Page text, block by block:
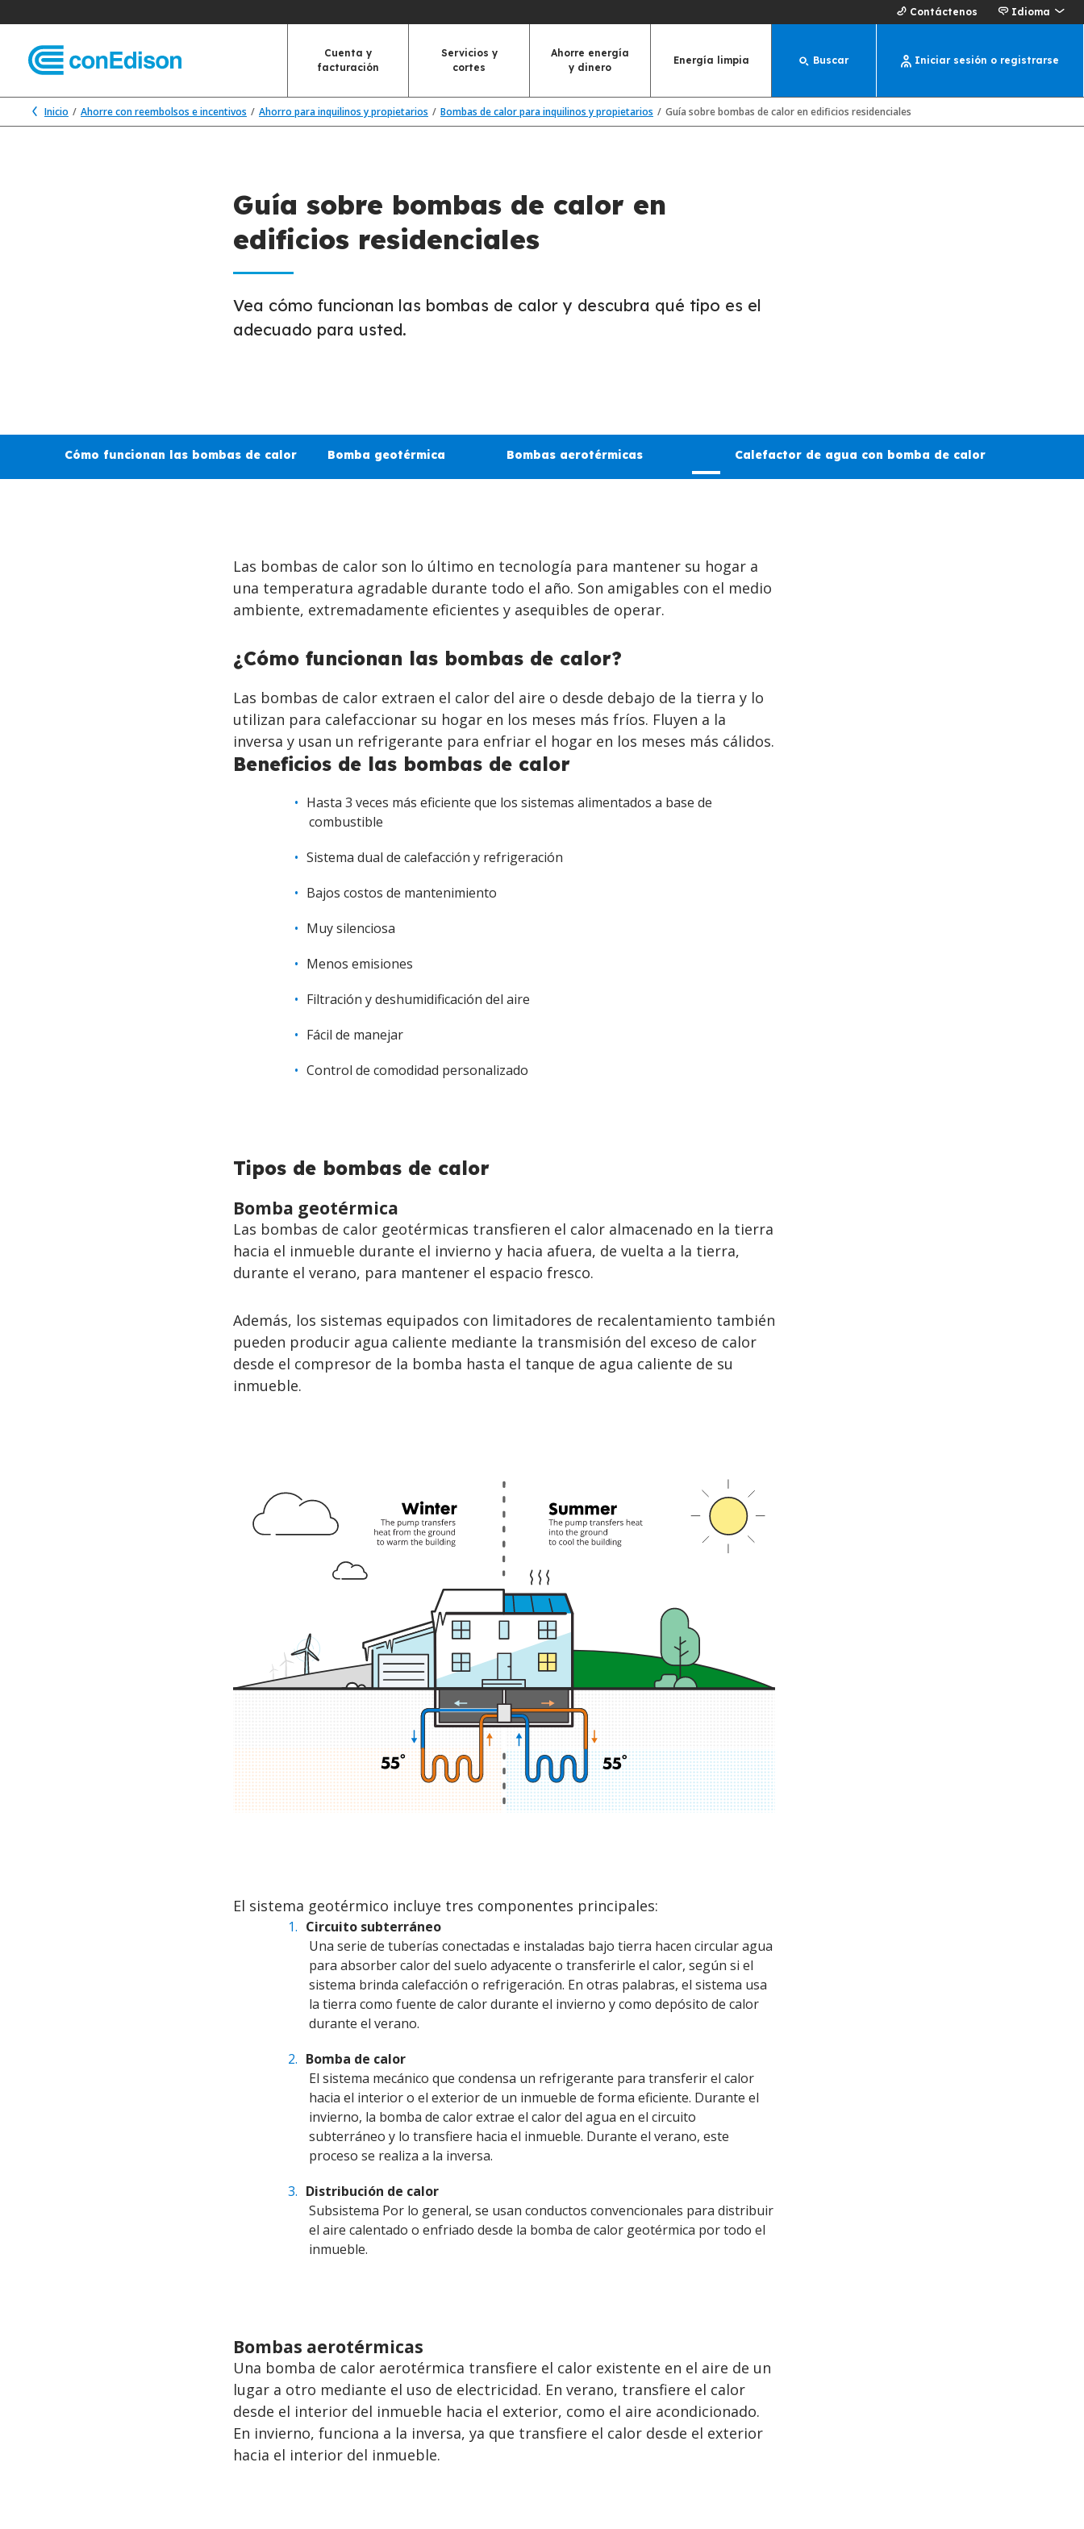
Contáctenos Idioma
Cuenta y
facturación
Servicios y
cortes
Ahorre energía
y dinero
Energía limpia Buscar Iniciar sesión o registrarse
Inicio Ahorre con reembolsos e incentivos Ahorro para inquilinos y propietarios Bombas de calor para inquilinos y propietarios Guía sobre bombas de calor en edificios residenciales
Guía sobre bombas de calor en
edificios residenciales
Vea cómo funcionan las bombas de calor y descubra qué tipo es el
adecuado para usted.
Cómo funcionan las bombas de calor Bomba geotérmica Bombas aerotérmicas Calefactor de agua con bomba de calor
Las bombas de calor son lo último en tecnología para mantener su hogar a
una temperatura agradable durante todo el año. Son amigables con el medio
ambiente, extremadamente eficientes y asequibles de operar.
¿Cómo funcionan las bombas de calor?
Las bombas de calor extraen el calor del aire o desde debajo de la tierra y lo
utilizan para calefaccionar su hogar en los meses más fríos. Fluyen a la
inversa y usan un refrigerante para enfriar el hogar en los meses más cálidos.
Beneficios de las bombas de calor
Hasta 3 veces más eficiente que los sistemas alimentados a base de
combustible
Sistema dual de calefacción y refrigeración
Bajos costos de mantenimiento
Muy silenciosa
Menos emisiones
Filtración y deshumidificación del aire
Fácil de manejar
Control de comodidad personalizado
Tipos de bombas de calor
Bomba geotérmica
Las bombas de calor geotérmicas transfieren el calor almacenado en la tierra
hacia el inmueble durante el invierno y hacia afuera, de vuelta a la tierra,
durante el verano, para mantener el espacio fresco.
Además, los sistemas equipados con limitadores de recalentamiento también
pueden producir agua caliente mediante la transmisión del exceso de calor
desde el compresor de la bomba hasta el tanque de agua caliente de su
inmueble.
El sistema geotérmico incluye tres componentes principales:
Circuito subterráneo
Una serie de tuberías conectadas e instaladas bajo tierra hacen circular agua
para absorber calor del suelo adyacente o transferirle el calor, según si el
sistema brinda calefacción o refrigeración. En otras palabras, el sistema usa
la tierra como fuente de calor durante el invierno y como depósito de calor
durante el verano.
Bomba de calor
El sistema mecánico que condensa un refrigerante para transferir el calor
hacia el interior o el exterior de un inmueble de forma eficiente. Durante el
invierno, la bomba de calor extrae el calor del agua en el circuito
subterráneo y lo transfiere hacia el inmueble. Durante el verano, este
proceso se realiza a la inversa.
Distribución de calor
Subsistema Por lo general, se usan conductos convencionales para distribuir
el aire calentado o enfriado desde la bomba de calor geotérmica por todo el
inmueble.
Bombas aerotérmicas
Una bomba de calor aerotérmica transfiere el calor existente en el aire de un
lugar a otro mediante el uso de electricidad. En verano, transfiere el calor
desde el interior del inmueble hacia el exterior, como el aire acondicionado.
En invierno, funciona a la inversa, ya que transfiere el calor desde el exterior
hacia el interior del inmueble.